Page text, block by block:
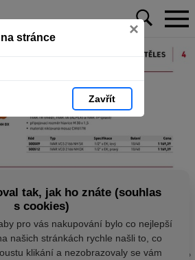
stránce ×
Zavřít
tak, jak ho znáte (souhlas
s cookies)
pro vás nakupování bylo co nejlepší
našich stránkách rychle našli to, co
klikání a nezobrazovaly se vám